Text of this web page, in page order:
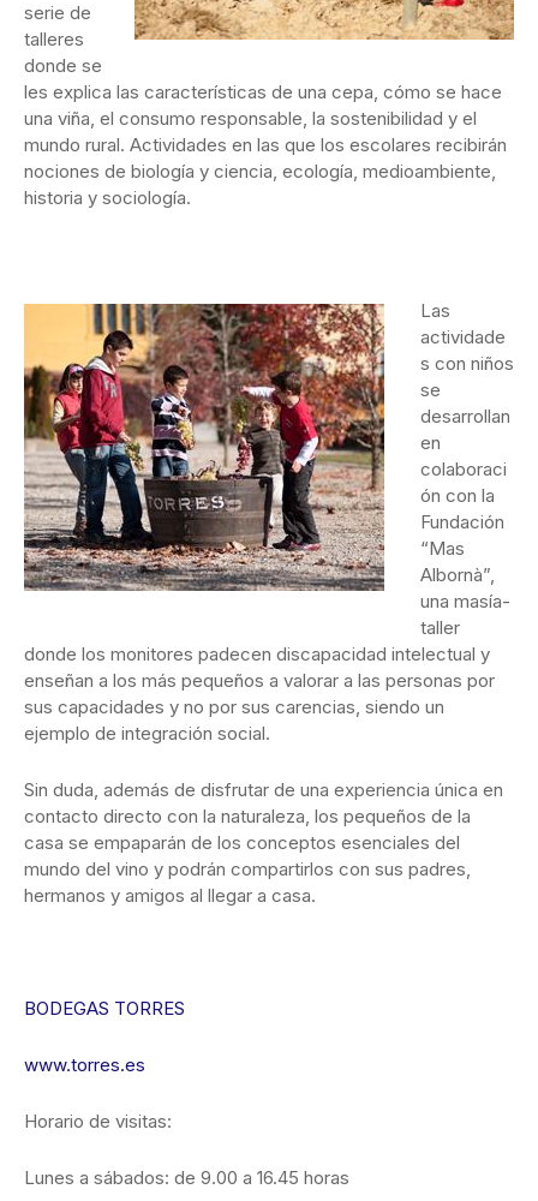
serie de
talleres
donde se
les explica las características de una cepa, cómo se hace
una viña, el consumo responsable, la sostenibilidad y el
mundo rural. Actividades en las que los escolares recibirán
nociones de biología y ciencia, ecología, medioambiente,
historia y sociología.
Las
actividade
s con niños
se
desarrollan
en
colaboraci
ón con la
Fundación
“Mas
Albornà”,
una masía-
taller
donde los monitores padecen discapacidad intelectual y
enseñan a los más pequeños a valorar a las personas por
sus capacidades y no por sus carencias, siendo un
ejemplo de integración social.
Sin duda, además de disfrutar de una experiencia única en
contacto directo con la naturaleza, los pequeños de la
casa se empaparán de los conceptos esenciales del
mundo del vino y podrán compartirlos con sus padres,
hermanos y amigos al llegar a casa.
BODEGAS TORRES
www.torres.es
Horario de visitas:
Lunes a sábados: de 9.00 a 16.45 horas